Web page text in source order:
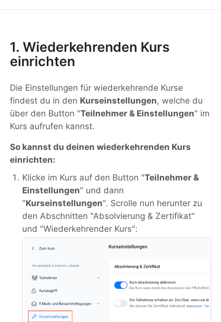
1. Wiederkehrenden Kurs
einrichten
Die Einstellungen für wiederkehrende Kurse
findest du in den Kurseinstellungen, welche du
über den Button "Teilnehmer & Einstellungen" im
Kurs aufrufen kannst.
So kannst du deinen wiederkehrenden Kurs
einrichten:
Klicke im Kurs auf den Button "Teilnehmer &
Einstellungen" und dann
"Kurseinstellungen". Scrolle nun herunter zu
den Abschnitten "Absolvierung & Zertifikat"
und "Wiederkehrender Kurs":